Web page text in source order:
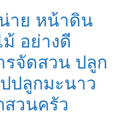
าย หน้าดิน
อย่างดี
รจัดสวน ปลูก
ปลูกมะนาว
วนครัว